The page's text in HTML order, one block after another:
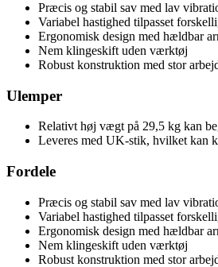
Præcis og stabil sav med lav
Variabel hastighed tilpasset
Ergonomisk design med hældbar
Nem klingeskift uden værktøj
Robust konstruktion med stor
Ulemper
Relativt høj vægt på 29,5 kg kan
Leveres med UK-stik, hvilket kan
Fordele
Præcis og stabil sav med lav
Variabel hastighed tilpasset
Ergonomisk design med hældbar
Nem klingeskift uden værktøj
Robust konstruktion med stor